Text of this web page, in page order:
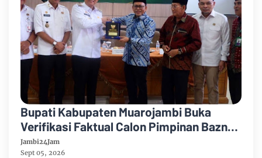
Bupati Kabupaten Muarojambi Buka
Verifikasi Faktual Calon Pimpinan Baznas
Tahun 2026-2031
Jambi24Jam
Sept 05, 2026